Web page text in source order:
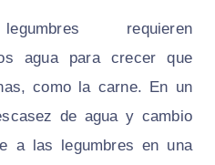
requieren
agua para crecer que
como la carne. En un
de agua y cambio
a las legumbres en una